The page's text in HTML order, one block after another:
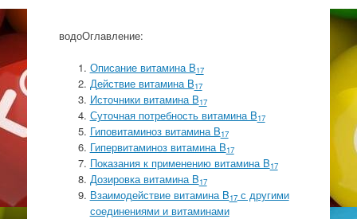
водоОглавление:
Описание витамина B17
Действие витамина B17
Источники витамина B17
Суточная потребность витамина B17
Гиповитаминоз витамина B17
Гипервитаминоз витамина B17
Показания к применению витамина B17
Дозировка витамина B17
Взаимодействие витамина B17с другими
соединениями и витаминами